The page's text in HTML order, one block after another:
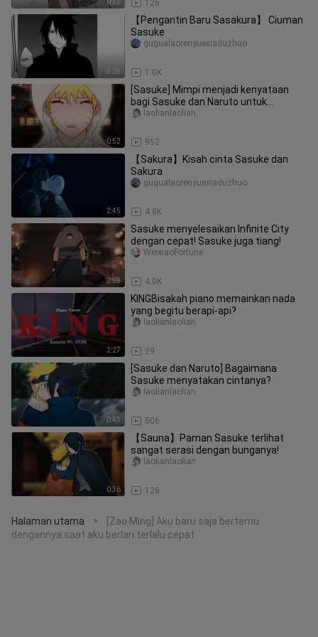
0:32 126
5:28
【Pengantin Baru Sasakura】 Ciuman
Sasuke
1.0K
gugualaorenyuexiaduzhuo
0:52
[Sasuke] Mimpi menjadi kenyataan
bagi Sasuke dan Naruto untuk
menikah.
952
laolianlaolian
2:45
【Sakura】Kisah cinta Sasuke dan
Sakura
4.8K
gugualaorenyuexiaduzhuo
2:59
Sasuke menyelesaikan Infinite City
dengan cepat! Sasuke juga tiang!
4.0K
WeixiaoFortune
2:27
KINGBisakah piano memainkan nada
yang begitu berapi-api?
29
laolianlaolian
0:43
[Sasuke dan Naruto] Bagaimana
Sasuke menyatakan cintanya?
506
laolianlaolian
0:36
【Sauna】Paman Sasuke terlihat
sangat serasi dengan bunganya!
126
laolianlaolian
Halaman utama >
[Zao Ming] Aku baru saja bertemu
dengannya saat aku berlari terlalu cepat